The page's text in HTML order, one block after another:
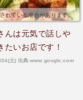
れている場合があります。
んは元気で話しや
いお店です！
土) 出典:www.google.com